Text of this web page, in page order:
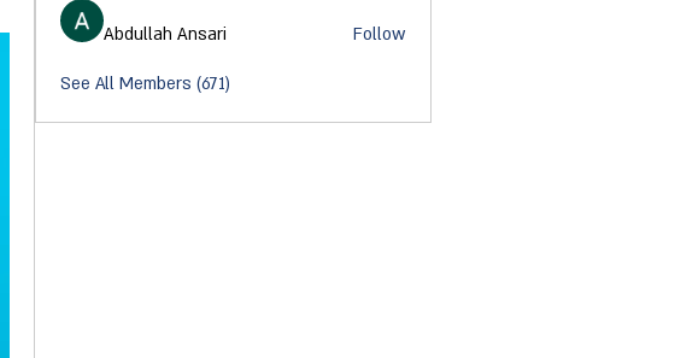
Abdullah Ansari Follow
See All Members (671)